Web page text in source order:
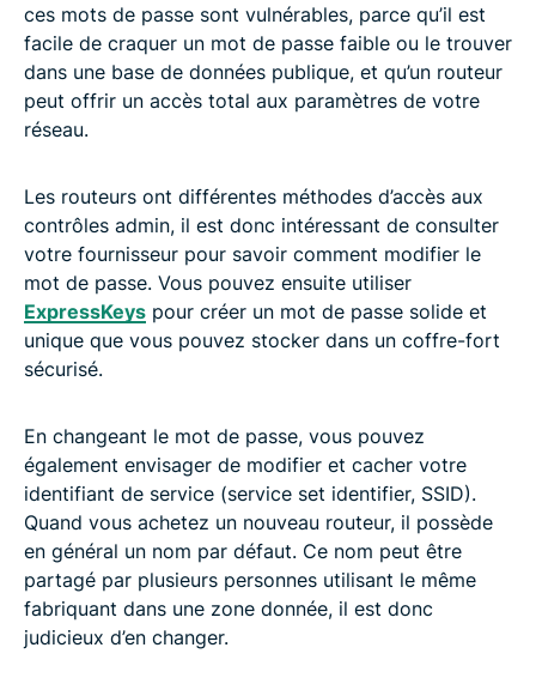
ces mots de passe sont vulnérables, parce qu’il est
facile de craquer un mot de passe faible ou le trouver
dans une base de données publique, et qu’un routeur
peut offrir un accès total aux paramètres de votre
réseau.
Les routeurs ont différentes méthodes d’accès aux
contrôles admin, il est donc intéressant de consulter
votre fournisseur pour savoir comment modifier le
mot de passe. Vous pouvez ensuite utiliser
ExpressKeys pour créer un mot de passe solide et
unique que vous pouvez stocker dans un coffre-fort
sécurisé.
En changeant le mot de passe, vous pouvez
également envisager de modifier et cacher votre
identifiant de service (service set identifier, SSID).
Quand vous achetez un nouveau routeur, il possède
en général un nom par défaut. Ce nom peut être
partagé par plusieurs personnes utilisant le même
fabriquant dans une zone donnée, il est donc
judicieux d’en changer.